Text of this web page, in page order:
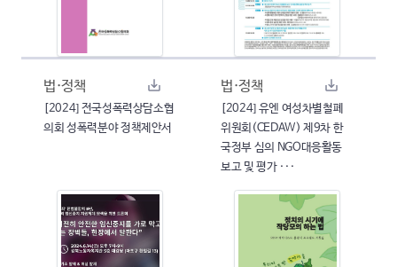
법·정책
[2024] 전국성폭력상담소협
의회 성폭력분야 정책제안서
법·정책
[2024] 유엔 여성차별철폐
위원회(CEDAW) 제9차 한
국정부 심의 NGO대응활동
보고 및 평가 ···